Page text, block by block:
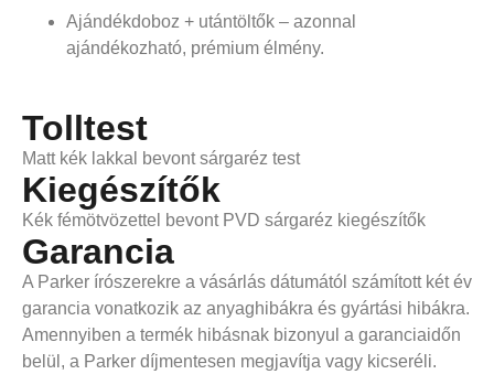
Ajándékdoboz + utántöltők – azonnal
ajándékozható, prémium élmény.
Tolltest
Matt kék lakkal bevont sárgaréz test
Kiegészítők
Kék fémötvözettel bevont PVD sárgaréz kiegészítők
Garancia
A Parker írószerekre a vásárlás dátumától számított két év
garancia vonatkozik az anyaghibákra és gyártási hibákra.
Amennyiben a termék hibásnak bizonyul a garanciaidőn
belül, a Parker díjmentesen megjavítja vagy kicseréli.